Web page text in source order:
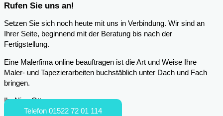
Rufen Sie uns an!
Setzen Sie sich noch heute mit uns in Verbindung. Wir sind an
Ihrer Seite, beginnend mit der Beratung bis nach der
Fertigstellung.
Eine Malerfima online beauftragen ist die Art und Weise Ihre
Maler- und Tapezierarbeiten buchstäblich unter Dach und Fach
bringen.
Ihr Nico Otto
Telefon 01522 72 01 114